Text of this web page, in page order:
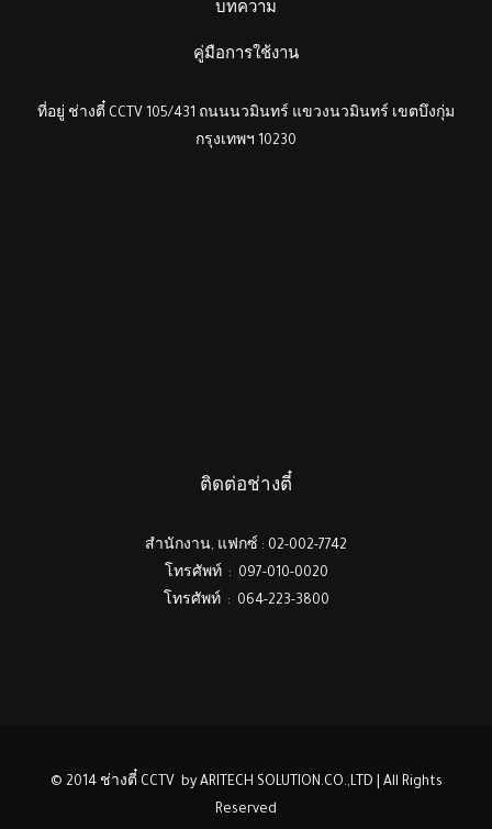
บทความ
คู่มือการใช้งาน
ที่อยู่ ช่างตี๋ CCTV 105/431 ถนนนวมินทร์ แขวงนวมินทร์ เขตบึงกุ่ม
กรุงเทพฯ 10230
ติดต่อช่างตี๋
สำนักงาน, แฟกซ์ : 02-002-7742
โทรศัพท์ : 097-010-0020
โทรศัพท์ : 064-223-3800
© 2014 ช่างตี๋ CCTV by ARITECH SOLUTION.CO.,LTD | All Rights
Reserved